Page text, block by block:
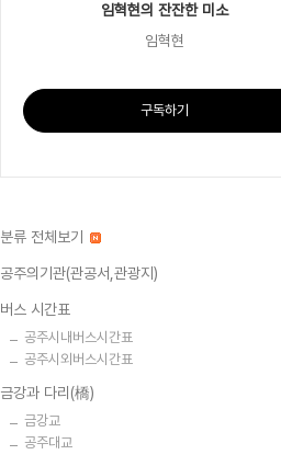
임혁현의 잔잔한 미소
임혁현
구독하기
분류 전체보기
공주의기관(관공서,관광지)
버스 시간표
공주시내버스시간표
공주시외버스시간표
금강과 다리(橋)
금강교
공주대교